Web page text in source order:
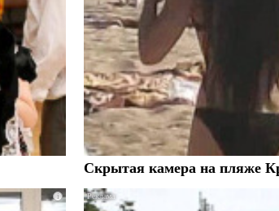
Скрытая камера на пляже
i